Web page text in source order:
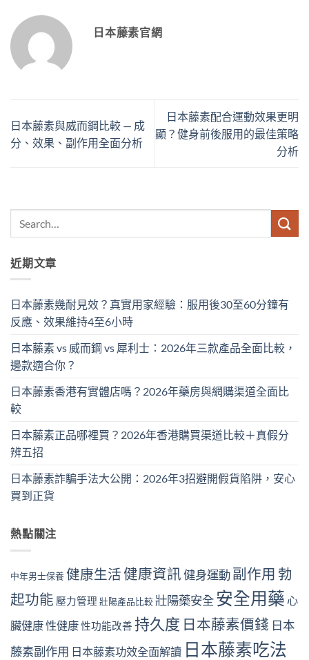
日本藤素官網
日本藤素與威而鋼比較 — 成
分、效果、副作用全面分析
日本藤素配合運動效果更明
顯？健身前後服用的最佳策略
分析
近期文章
日本藤素幾耐見效？真實用家經驗：服用後30至60分鐘有
反應、效果維持4至6小時
日本藤素 vs 威而鋼 vs 犀利士：2026年三款產品全面比較，
邊款適合你？
日本藤素香港有實體店嗎？2026年藥房與網購渠道全面比
較
日本藤素正品哪裡買？2026年香港購買渠道比較＋真假分
辨五招
日本藤素詐騙手法大公開：2026年3招避開假貨陷阱，安心
買到正貨
熱點關注
中年男士保養健康生活健康資訊健身運動副作用 勃
起功能 壓力管理 壯陽產品比較壯陽藥安全安全用藥 心
臟健康性健康性功能改善 持久度 日本藤素價錢 日本
藤素副作用 日本藤素功效全面解讀 日本藤素吃法